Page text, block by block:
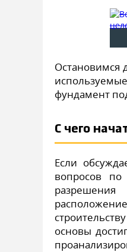
Остановимся
фундамент
С чего
Если
вопросов по
основы